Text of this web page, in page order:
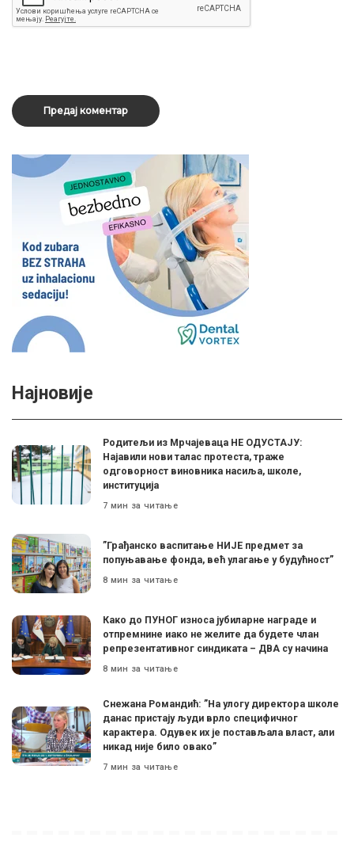
Најновије
Родитељи из Мрчајеваца НЕ ОДУСТАЈУ:
Најавили нови талас протеста, траже
одговорност виновника насиља, школе,
институција
7 мин за читање
”Грађанско васпитање НИЈЕ предмет за
попуњавање фонда, већ улагање у будућност”
8 мин за читање
Како до ПУНОГ износа јубиларне награде и
отпремнине иако не желите да будете члан
репрезентативног синдиката – ДВА су начина
8 мин за читање
Снежана Романдић: ”На улогу директора школе
данас пристају људи врло специфичног
карактера. Одувек их је постављала власт, али
никад није било овако”
7 мин за читање